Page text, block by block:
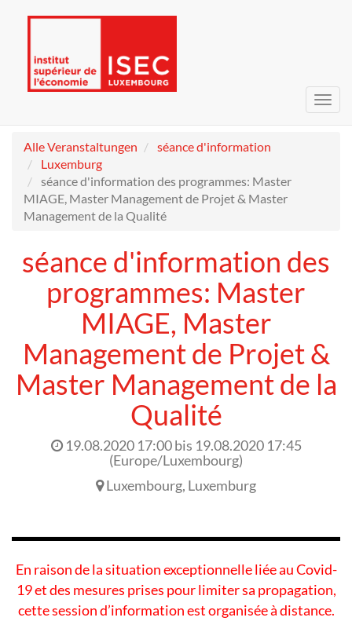
Alle Veranstaltungen
séance d'information
Luxemburg
séance d'information des programmes: Master
MIAGE, Master Management de Projet & Master
Management de la Qualité
séance d'information des
programmes: Master
MIAGE, Master
Management de Projet &
Master Management de la
Qualité
19.08.2020 17:00bis 19.08.2020 17:45
(Europe/Luxembourg)
Luxembourg, Luxemburg
En raison de la situation exceptionnelle liée au Covid-
19 et des mesures prises pour limiter sa propagation,
cette session d’information est organisée à distance.